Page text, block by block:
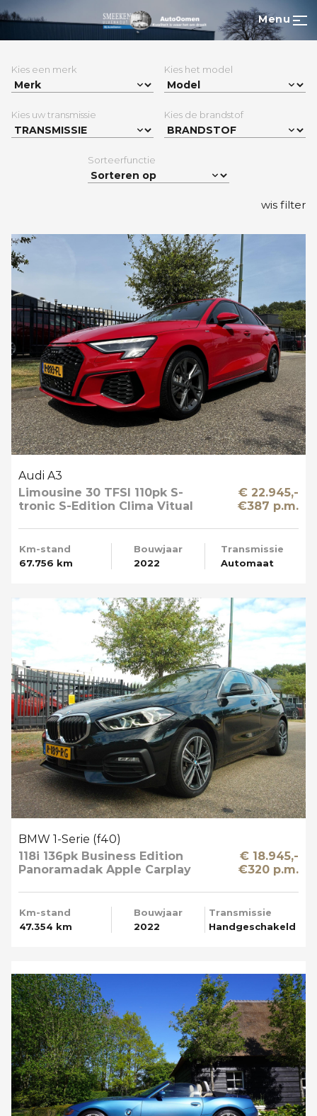
Menu
Kies een merk Kies het model
Kies uw transmissie Kies de brandstof
Sorteerfunctie
wis filter
Audi A3
Limousine 30 TFSI 110pk S-
tronic S-Edition Clima Vitual
€ 22.945,-
€387 p.m.
Km-stand
67.756 km
Bouwjaar
2022
Transmissie
Automaat
BMW 1-Serie (f40)
118i 136pk Business Edition
Panoramadak Apple Carplay
€ 18.945,-
€320 p.m.
Km-stand
47.354 km
Bouwjaar
2022
Transmissie
Handgeschakeld